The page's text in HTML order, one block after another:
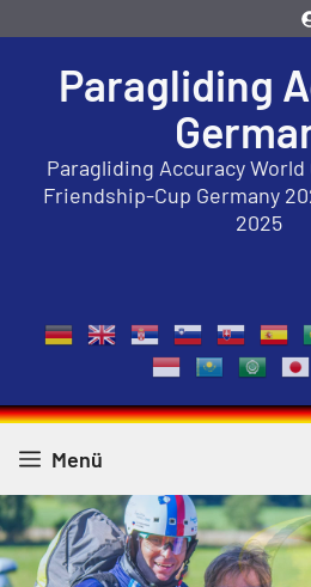
Inhalt
springenParagliding
Paragliding Accuracy World
Friendship-Cup Germany
2025
Menü